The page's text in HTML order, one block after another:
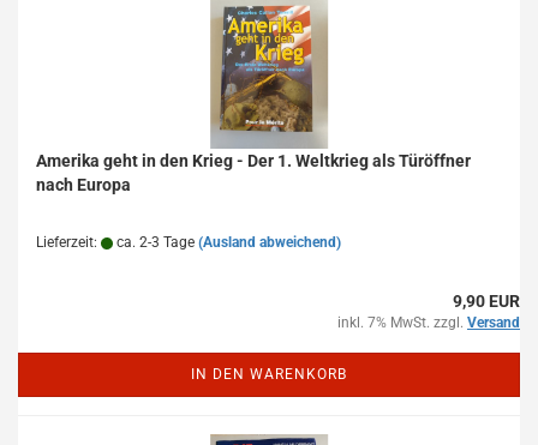
Amerika geht in den Krieg - Der 1. Weltkrieg als Türöffner
nach Europa
Lieferzeit: ca. 2-3 Tage (Ausland abweichend)
9,90 EUR
inkl. 7% MwSt. zzgl. Versand
IN DEN WARENKORB